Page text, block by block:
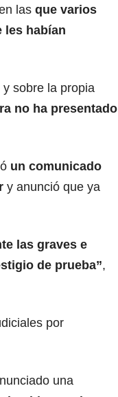
las que varios
les habían
sobre la propia
no ha presentado
un comunicado
y anunció que ya
las graves e
de prueba”,
por
una